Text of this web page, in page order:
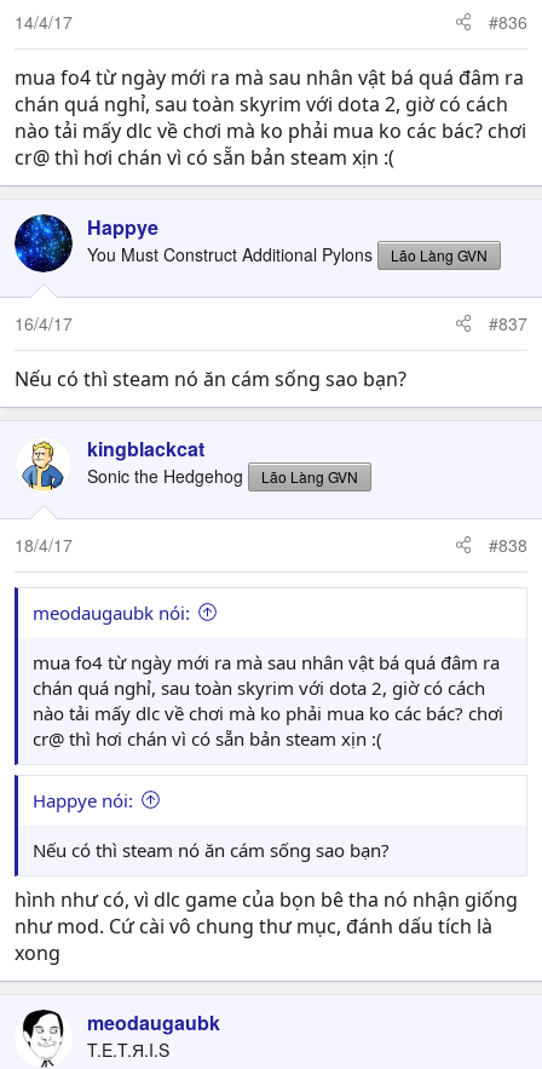
14/4/17 #836
mua fo4 từ ngày mới ra mà sau nhân vật bá quá đâm ra
chán quá nghỉ, sau toàn skyrim với dota 2, giờ có cách
nào tải mấy dlc về chơi mà ko phải mua ko các bác? chơi
cr@ thì hơi chán vì có sẵn bản steam xịn :(
Happye
You Must Construct Additional Pylons Lão Làng GVN
16/4/17 #837
Nếu có thì steam nó ăn cám sống sao bạn?
kingblackcat
Sonic the Hedgehog Lão Làng GVN
18/4/17 #838
meodaugaubk nói:
mua fo4 từ ngày mới ra mà sau nhân vật bá quá đâm ra
chán quá nghỉ, sau toàn skyrim với dota 2, giờ có cách
nào tải mấy dlc về chơi mà ko phải mua ko các bác? chơi
cr@ thì hơi chán vì có sẵn bản steam xịn :(
Happye nói:
Nếu có thì steam nó ăn cám sống sao bạn?
hình như có, vì dlc game của bọn bê tha nó nhận giống
như mod. Cứ cài vô chung thư mục, đánh dấu tích là
xong
meodaugaubk
T.E.T.Я.I.S